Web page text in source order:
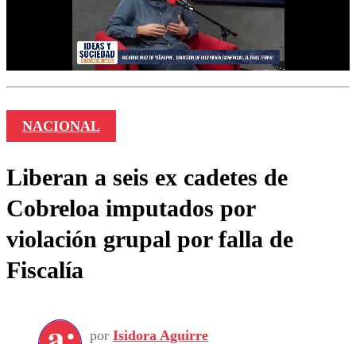
NACIONAL
Liberan a seis ex cadetes de
Cobreloa imputados por
violación grupal por falla de
Fiscalía
por Isidora Aguirre